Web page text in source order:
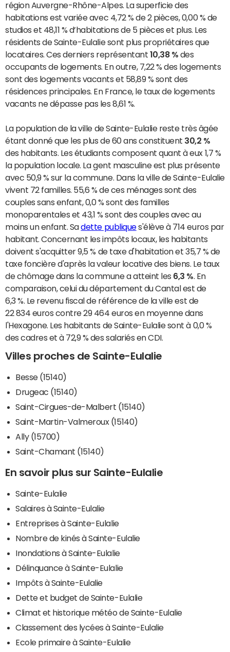
région Auvergne-Rhône-Alpes. La superficie des
habitations est variée avec 4,72 % de 2 pièces, 0,00 % de
studios et 48,11 % d’habitations de 5 pièces et plus. Les
résidents de Sainte-Eulalie sont plus propriétaires que
locataires. Ces derniers représentant 10,38 % des
occupants de logements. En outre, 7,22 % des logements
sont des logements vacants et 58,89 % sont des
résidences principales. En France, le taux de logements
vacants ne dépasse pas les 8,61 %.
La population de la ville de Sainte-Eulalie reste très âgée
étant donné que les plus de 60 ans constituent 30,2 %
des habitants. Les étudiants composent quant à eux 1,7 %
la population locale. La gent masculine est plus présente
avec 50,9 % sur la commune. Dans la ville de Sainte-Eulalie
vivent 72 familles. 55,6 % de ces ménages sont des
couples sans enfant, 0,0 % sont des familles
monoparentales et 43,1 % sont des couples avec au
moins un enfant. Sadette publiques'élève à 714 euros par
habitant. Concernant les impôts locaux, les habitants
doivent s'acquitter 9,5 % de taxe d'habitation et 35,7 % de
taxe foncière d'après la valeur locative des biens. Le taux
de chômage dans la commune a atteint les 6,3 % . En
comparaison, celui du département du Cantal est de
6,3 %. Le revenu fiscal de référence de la ville est de
22 834 euros contre 29 464 euros en moyenne dans
l'Hexagone. Les habitants de Sainte-Eulalie sont à 0,0 %
des cadres et à 72,9 % des salariés en CDI.
Villes proches de Sainte-Eulalie
Besse (15140)
Drugeac (15140)
Saint-Cirgues-de-Malbert (15140)
Saint-Martin-Valmeroux (15140)
Ally (15700)
Saint-Chamant (15140)
En savoir plus sur Sainte-Eulalie
Sainte-Eulalie
Salaires à Sainte-Eulalie
Entreprises à Sainte-Eulalie
Nombre de kinés à Sainte-Eulalie
Inondations à Sainte-Eulalie
Délinquance à Sainte-Eulalie
Impôts à Sainte-Eulalie
Dette et budget de Sainte-Eulalie
Climat et historique météo de Sainte-Eulalie
Classement des lycées à Sainte-Eulalie
Ecole primaire à Sainte-Eulalie